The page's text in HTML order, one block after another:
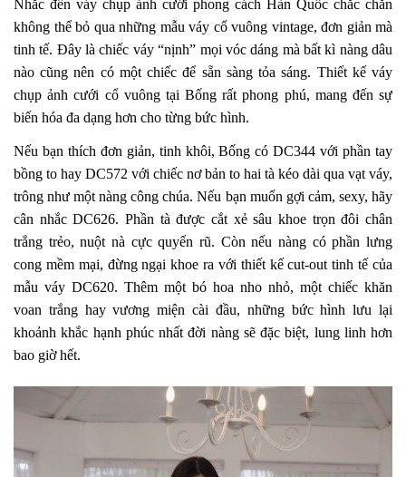
Nhắc đến váy chụp ảnh cưới phong cách Hàn Quốc chắc chắn
không thể bỏ qua những mẫu váy cổ vuông vintage, đơn giản mà
tinh tế. Đây là chiếc váy “nịnh” mọi vóc dáng mà bất kì nàng dâu
nào cũng nên có một chiếc để sẵn sàng tỏa sáng. Thiết kế váy
chụp ảnh cưới cổ vuông tại Bống rất phong phú, mang đến sự
biến hóa đa dạng hơn cho từng bức hình.
Nếu bạn thích đơn giản, tinh khôi, Bống có DC344 với phần tay
bồng to hay DC572 với chiếc nơ bản to hai tà kéo dài qua vạt váy,
trông như một nàng công chúa. Nếu bạn muốn gợi cảm, sexy, hãy
cân nhắc DC626. Phần tà được cắt xẻ sâu khoe trọn đôi chân
trắng trẻo, nuột nà cực quyến rũ. Còn nếu nàng có phần lưng
cong mềm mại, đừng ngại khoe ra với thiết kế cut-out tinh tế của
mẫu váy DC620. Thêm một bó hoa nho nhỏ, một chiếc khăn
voan trắng hay vương miện cài đầu, những bức hình lưu lại
khoảnh khắc hạnh phúc nhất đời nàng sẽ đặc biệt, lung linh hơn
bao giờ hết.